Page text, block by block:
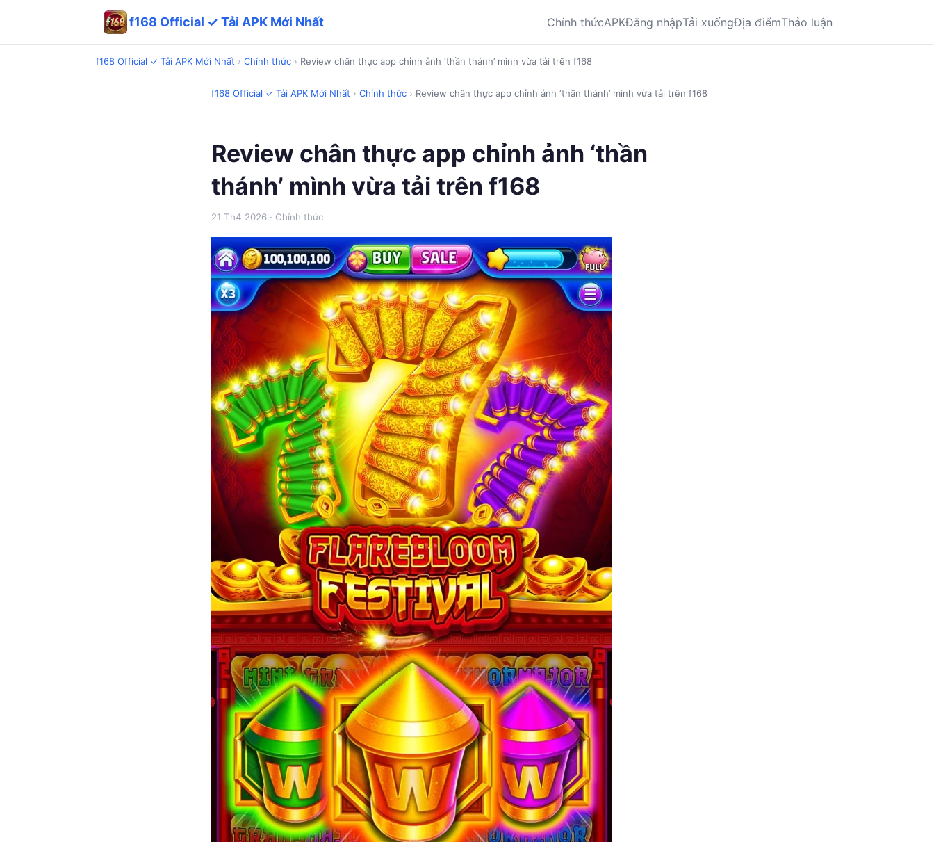
f168 Official ✓ Tải APK Mới Nhất Chính thứcAPKĐăng nhậpTải xuốngĐịa điểmThảo luận
f168 Official ✓ Tải APK Mới Nhất › Chính thức › Review chân thực app chỉnh ảnh ‘thần thánh’ mình vừa tải trên f168
f168 Official ✓ Tải APK Mới Nhất › Chính thức › Review chân thực app chỉnh ảnh ‘thần thánh’ mình vừa tải trên f168
Review chân thực app chỉnh ảnh ‘thần
thánh’ mình vừa tải trên f168
21 Th4 2026 · Chính thức